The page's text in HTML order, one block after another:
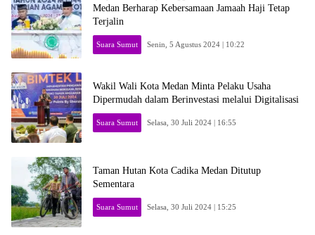
Medan Berharap Kebersamaan Jamaah Haji Tetap
Terjalin
Suara Sumut Senin, 5 Agustus 2024 | 10:22
Wakil Wali Kota Medan Minta Pelaku Usaha
Dipermudah dalam Berinvestasi melalui Digitalisasi
Suara Sumut Selasa, 30 Juli 2024 | 16:55
Taman Hutan Kota Cadika Medan Ditutup
Sementara
Suara Sumut Selasa, 30 Juli 2024 | 15:25